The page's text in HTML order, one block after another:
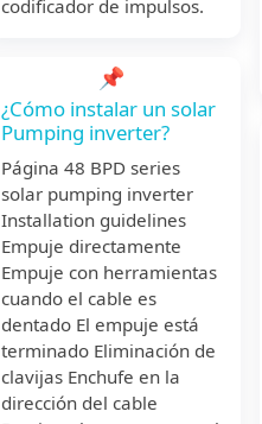
codificador de impulsos.
📌
¿Cómo instalar un solar
Pumping inverter?
Página 48 BPD series
solar pumping inverter
Installation guidelines
Empuje directamente
Empuje con herramientas
cuando el cable es
dentado El empuje está
terminado Eliminación de
clavijas Enchufe en la
dirección del cable